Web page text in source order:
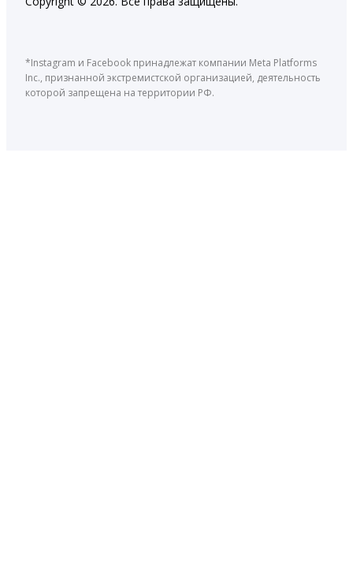
*Instagram и Facebook принадлежат компании Meta Platforms
Inc., признанной экстремистской организацией, деятельность
которой запрещена на территории РФ.